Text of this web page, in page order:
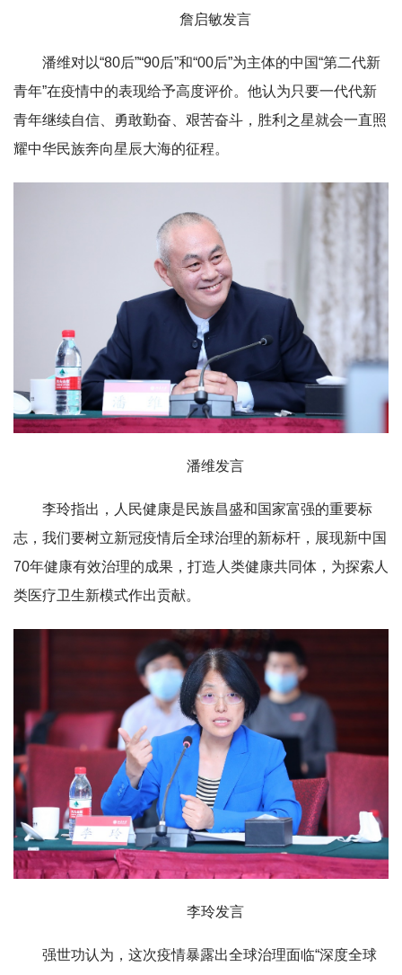
詹启敏发言
潘维对以“80后”“90后”和“00后”为主体的中国“第二代新
青年”在疫情中的表现给予高度评价。他认为只要一代代新
青年继续自信、勇敢勤奋、艰苦奋斗，胜利之星就会一直照
耀中华民族奔向星辰大海的征程。
潘维发言
李玲指出，人民健康是民族昌盛和国家富强的重要标
志，我们要树立新冠疫情后全球治理的新标杆，展现新中国
70年健康有效治理的成果，打造人类健康共同体，为探索人
类医疗卫生新模式作出贡献。
李玲发言
强世功认为，这次疫情暴露出全球治理面临“深度全球